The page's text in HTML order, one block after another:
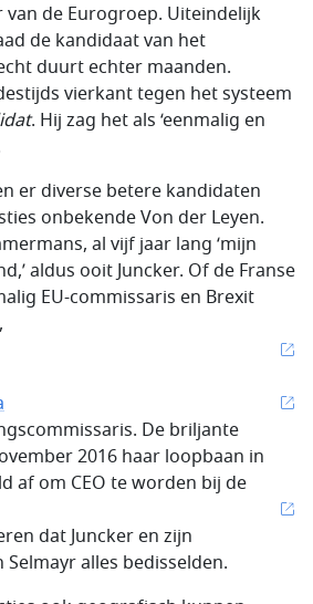
de Eurogroep. Uiteindelijk
de kandidaat van het
duurt echter maanden.
vierkant tegen het systeem
. Hij zag het als ‘eenmalig en
er diverse betere kandidaten
onbekende Von der Leyen.
al vijf jaar lang ‘mijn
aldus ooit Juncker. Of de Franse
EU-commissaris en Brexit
De briljante
2016 haar loopbaan in
af om CEO te worden bij de
dat Juncker en zijn
alles bedisselden.